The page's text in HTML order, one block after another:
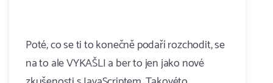
Poté, co se ti to konečně podaří rozchodit, se
na to ale VYKAŠLI a ber to jen jako nové